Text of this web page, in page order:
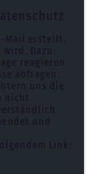
Mail erstellt,
Dazu
reagieren
abfragen.
uns die
und
Link: